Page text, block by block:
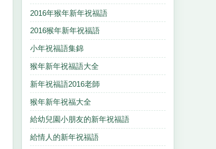
2016年猴年新年祝福語
2016猴年新年祝福語
小年祝福語集錦
猴年新年祝福語大全
新年祝福語2016老師
猴年新年祝福大全
給幼兒園小朋友的新年祝福語
給情人的新年祝福語